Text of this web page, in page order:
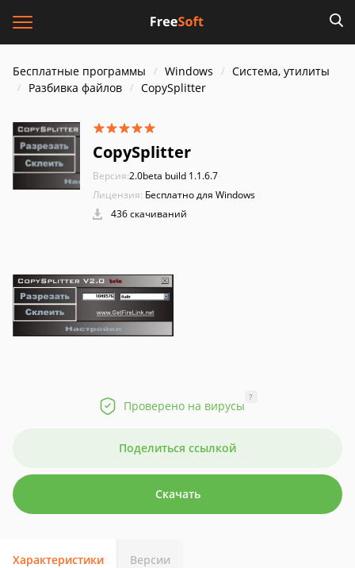
Бесплатные программы Windows
Система, утилиты
Разбивка файлов
CopySplitter
CopySplitter
Версия:2.0beta build 1.1.6.7
Лицензия: Бесплатно для Windows
436 скачиваний
Проверено на вирусы
?
Поделиться ссылкой
Скачать
Характеристики Версии